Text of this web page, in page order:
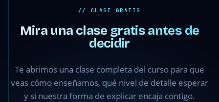
// CLASE GRATIS
Mira una clase gratis antes de
decidir
Te abrimos una clase completa del curso para que
veas cómo enseñamos, qué nivel de detalle esperar
y si nuestra forma de explicar encaja contigo.
Clase 1 —
Introducción